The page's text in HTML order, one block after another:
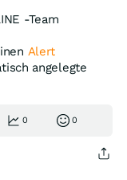
-Team
Alert
angelegte
0 0